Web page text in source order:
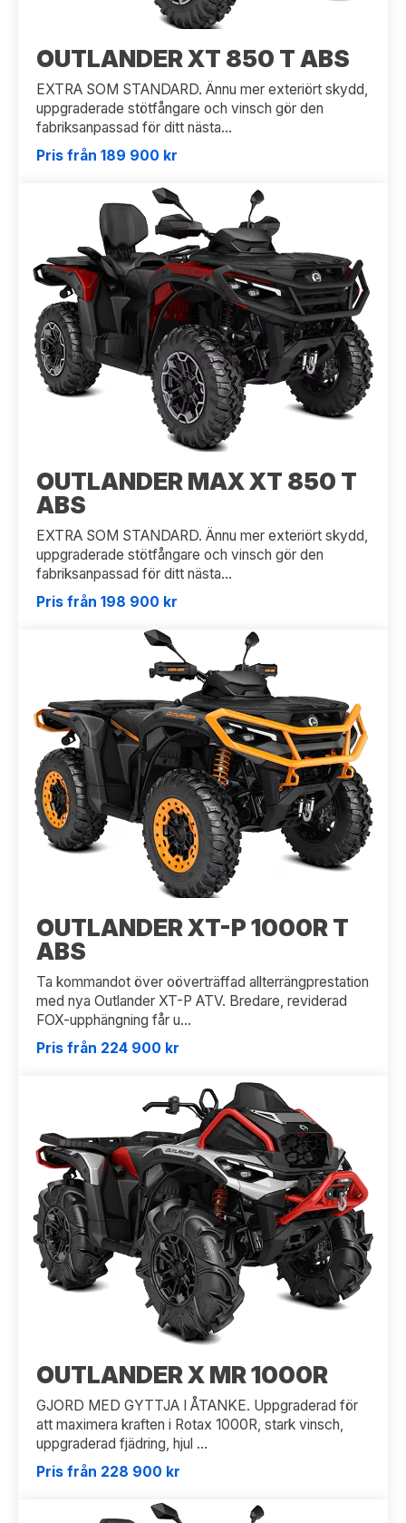
OUTLANDER XT 850 T ABS
EXTRA SOM STANDARD. Ännu mer exteriört skydd,
uppgraderade stötfångare och vinsch gör den
fabriksanpassad för ditt nästa...
Pris från 189 900 kr
OUTLANDER MAX XT 850 T
ABS
EXTRA SOM STANDARD. Ännu mer exteriört skydd,
uppgraderade stötfångare och vinsch gör den
fabriksanpassad för ditt nästa...
Pris från 198 900 kr
OUTLANDER XT-P 1000R T
ABS
Ta kommandot över oöverträffad allterrängprestation
med nya Outlander XT-P ATV. Bredare, reviderad
FOX-upphängning får u...
Pris från 224 900 kr
OUTLANDER X MR 1000R
GJORD MED GYTTJA I ÅTANKE. Uppgraderad för
att maximera kraften i Rotax 1000R, stark vinsch,
uppgraderad fjädring, hjul ...
Pris från 228 900 kr